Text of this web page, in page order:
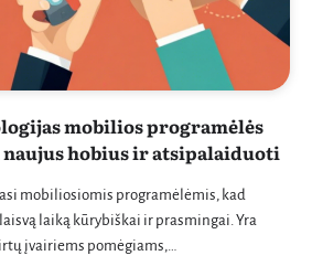
mobilios programėlės
hobius ir atsipalaiduoti
mobiliosiomis programėlėmis, kad
laiką kūrybiškai ir prasmingai. Yra
įvairiems pomėgiams,…